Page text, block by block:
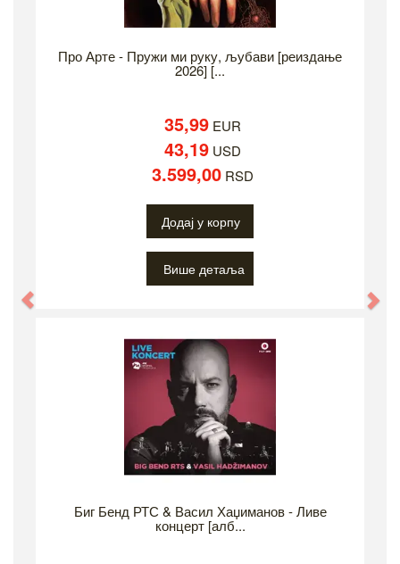
Про Арте - Пружи ми руку, љубави [реиздање
2026] [...
35,99EUR
43,19USD
3.599,00RSD
Додај у корпу
Више детаља
Биг Бенд РТС & Васил Хаџиманов - Ливе
концерт [алб...